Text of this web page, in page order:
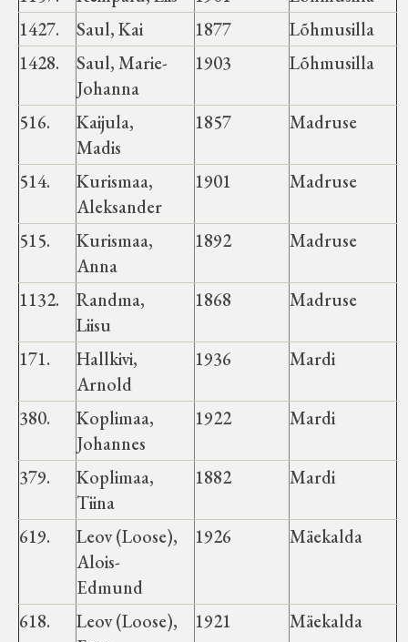
1427.
Saul, Kai 1877
Lõhmusilla
1428.
Saul, Marie-
Johanna
1903 Lõhmusilla
516.
Kaijula,
Madis
1857 Madruse
514.
Kurismaa,
Aleksander
1901 Madruse
515.
Kurismaa,
Anna
1892 Madruse
1132.
Randma,
Liisu
1868 Madruse
171.
Hallkivi,
Arnold
1936 Mardi
380.
Koplimaa,
Johannes
1922 Mardi
379.
Koplimaa,
Tiina
1882 Mardi
619.
Leov (Loose),
Alois-
Edmund
1926 Mäekalda
618.
Leov (Loose),
1921 Mäekalda